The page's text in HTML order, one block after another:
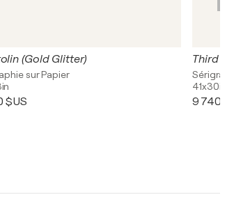
(Gold Glitter)
sur Papier
$US
41x30in
9 740